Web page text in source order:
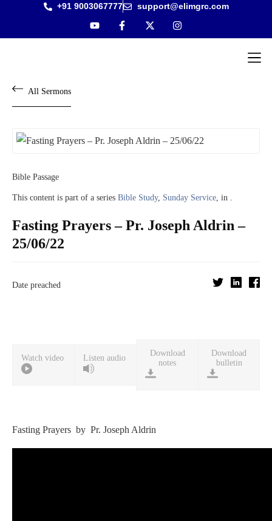
+91 9003067777 support@elimgrc.com
All Sermons
Bible Passage
This content is part of a series Bible Study, Sunday Service , in .
Fasting Prayers – Pr. Joseph Aldrin –
25/06/22
Date preached
Watch video Listen audio
Download
notes
Download
bulletin
Fasting Prayers by Pr. Joseph Aldrin